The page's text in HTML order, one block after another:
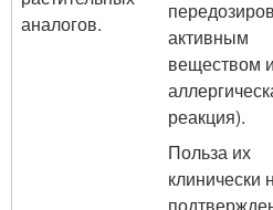
аналогов.
активным
веществом
реакция).
Польза их
клинически